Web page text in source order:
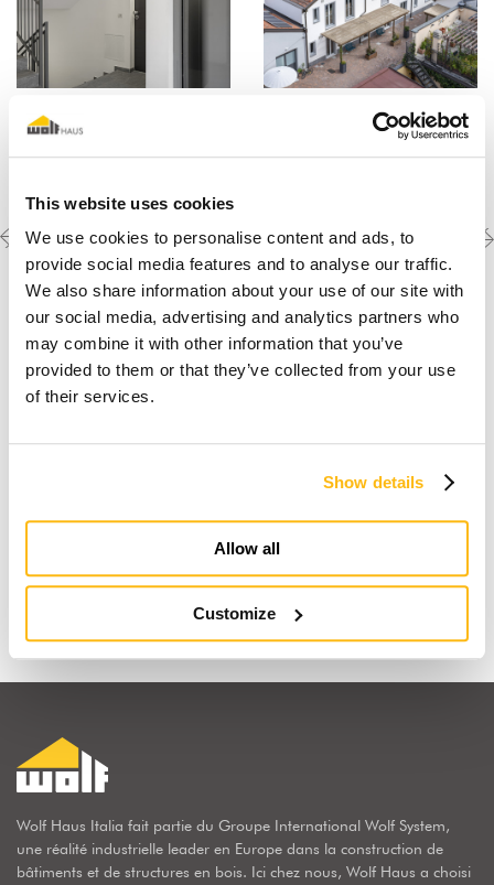
This website uses cookies
We use cookies to personalise content and ads, to
provide social media features and to analyse our traffic.
We also share information about your use of our site with
our social media, advertising and analytics partners who
may combine it with other information that you’ve
provided to them or that they’ve collected from your use
of their services.
Show details
Allow all
Customize
project
project
Je rêve d'une maison en bois
Découvrir pourquoi
Wolf Haus Italia fait partie du Groupe International Wolf System,
une réalité industrielle leader en Europe dans la construction de
bâtiments et de structures en bois. Ici chez nous, Wolf Haus a choisi